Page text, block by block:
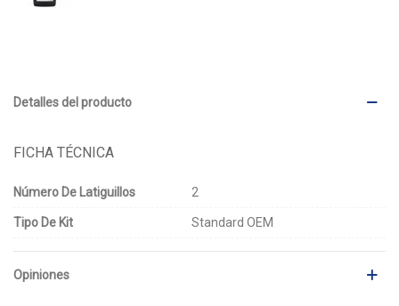
Detalles del producto
FICHA TÉCNICA
Número De Latiguillos 2
Tipo De Kit Standard OEM
Opiniones